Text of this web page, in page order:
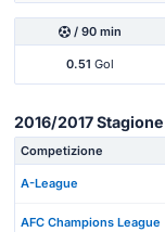
/ 90 min
0.51 Gol
2016/2017 Stagione
Competizione
A-League
AFC Champions League